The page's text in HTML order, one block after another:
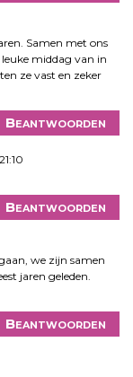
Samen met ons
middag van in
ze vast en zeker
Beantwoorden
Beantwoorden
we zijn samen
jaren geleden.
Beantwoorden